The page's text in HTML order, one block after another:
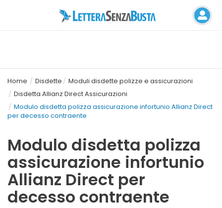
Home Disdette
Moduli disdette polizze e assicurazioni
Disdetta Allianz Direct Assicurazioni
Modulo disdetta polizza assicurazione infortunio Allianz Direct
per decesso contraente
Modulo disdetta polizza
assicurazione infortunio
Allianz Direct per
decesso contraente